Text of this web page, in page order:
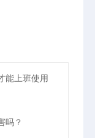
能上班使用
吗？